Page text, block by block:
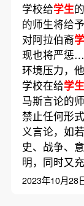
学校给学生
的师生将给
对阿拉伯裔
现也将严惩
环境压力，
学校在给学生
马斯言论的
禁止任何形
义言论，如
史、战争、
明，同时又
2023年10月28